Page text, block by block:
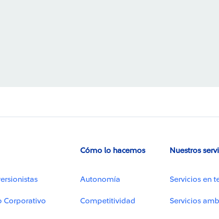
Corporativo
Cómo lo hacemos
Autonomía
Competitividad
Nuestros
Servicios en
Servicios